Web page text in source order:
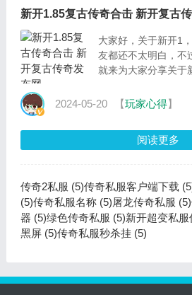
新开1.85复古传奇合击 新开复古
大家好，关于新开1
友都还不太明白，不
就来为大家分享关于
题，如果碰巧
2024-05-20 【玩家心得】
阅读更多
传奇2私服 (5)传奇私服客户端下载
(5)传奇私服名称 (5)屠龙传奇私服 (5)
器 (5)绿色传奇私服 (5)新开超变私服
黑屏 (5)传奇私服秒杀挂 (5)